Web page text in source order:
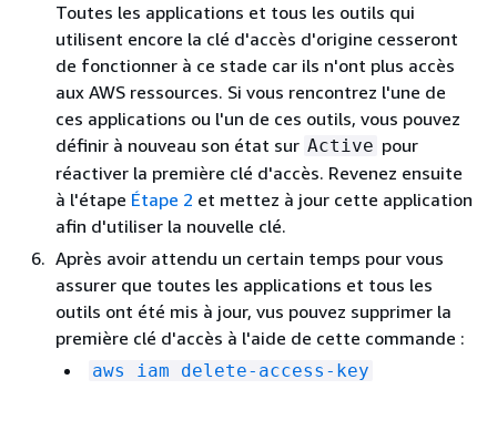
Toutes les applications et tous les outils qui
utilisent encore la clé d'accès d'origine cesseront
de fonctionner à ce stade car ils n'ont plus accès
aux AWS ressources. Si vous rencontrez l'une de
ces applications ou l'un de ces outils, vous pouvez
définir à nouveau son état sur Active pour
réactiver la première clé d'accès. Revenez ensuite
à l'étape Étape 2 et mettez à jour cette application
afin d'utiliser la nouvelle clé.
Après avoir attendu un certain temps pour vous
assurer que toutes les applications et tous les
outils ont été mis à jour, vus pouvez supprimer la
première clé d'accès à l'aide de cette commande :
aws iam delete-access-key